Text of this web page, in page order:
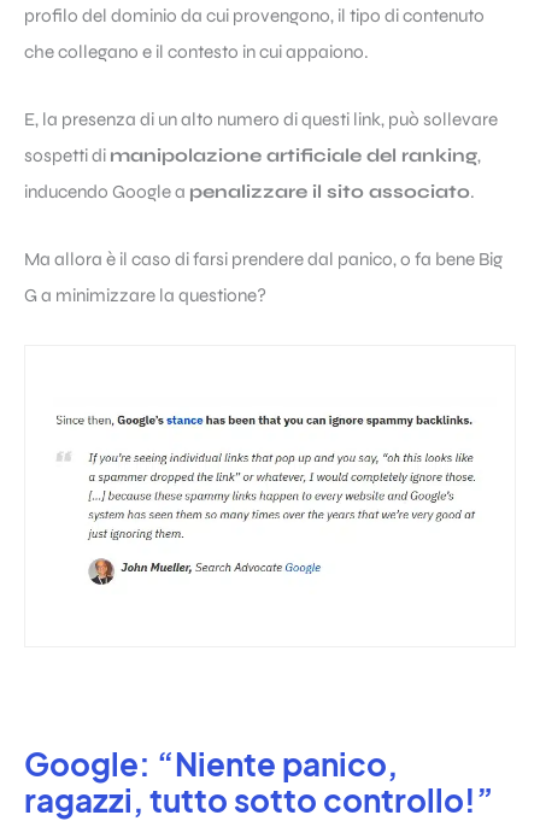
profilo del dominio da cui provengono, il tipo di contenuto
che collegano e il contesto in cui appaiono.
E, la presenza di un alto numero di questi link, può sollevare
sospetti di manipolazione artificiale del ranking,
inducendo Google a penalizzare il sito associato.
Ma allora è il caso di farsi prendere dal panico, o fa bene Big
G a minimizzare la questione?
Google: “Niente panico,
ragazzi, tutto sotto controllo!”